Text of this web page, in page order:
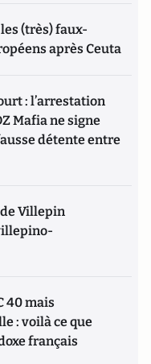
(très) faux-
après Ceuta
: l’arrestation
Mafia ne signe
détente entre
Villepin
40 mais
: voilà ce que
français